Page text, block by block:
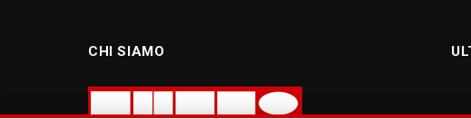
CHI SIAMO